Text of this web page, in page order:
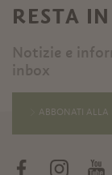
RESTA
Notizie e
inbox
ABBONATI ALLA